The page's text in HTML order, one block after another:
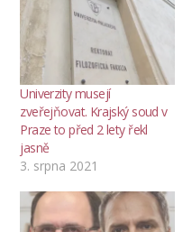
Univerzity musejí
zveřejňovat. Krajský soud v
Praze to před 2 lety řekl
jasně
3. srpna 2021